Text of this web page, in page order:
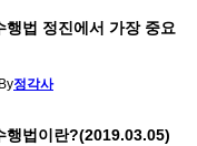
법 정진에서 가장 중요
정각사
행법이란?(2019.03.05)